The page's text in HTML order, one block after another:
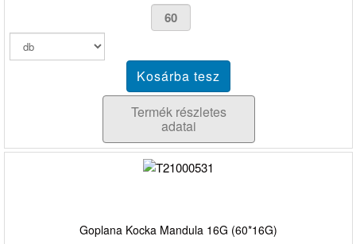
Termék részletes
adatai
Goplana Kocka Mandula 16G (60*16G)